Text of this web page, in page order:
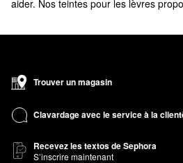
aider. Nos teintes pour les lèvres
Trouver un magasin
Clavardage avec le service à la
Recevez les textos de Sephora
S’inscrire maintenant